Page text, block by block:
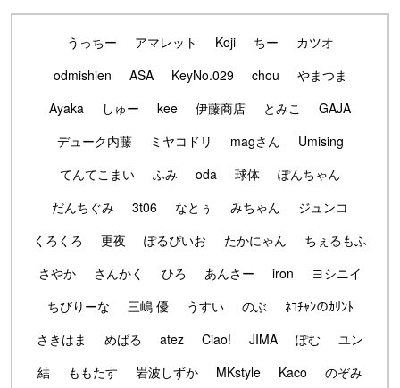
うっちー アマレット Koji ちー
カツオ
odmishien
ASA KeyNo.029 chou
やまつま
Ayaka
しゅー kee 伊藤商店 とみこ
GAJA
デューク内藤
ミヤコドリ magさん
Umising
てんてこまい
ふみ oda 球体
ぽんちゃん
だんちぐみ
3t06 なとぅ みちゃん
ジュンコ
くろくろ
更夜 ぽるぴいお たかにゃん
ちぇるもふ
さやか
さんかく ひろ あんさー iron
ヨシニイ
ちびりーな
三嶋 優 うすい のぶ
ﾈｺﾁｬﾝのｶﾘﾝﾄ
さきはま
めばる atez Ciao! JIMA ぽむ
ユン
結
ももたす 岩波しずか MKstyle Kaco
のぞみ